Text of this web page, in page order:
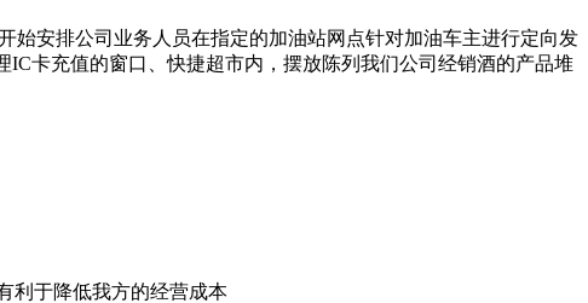
安排公司业务人员在指定的加油站网点针对加油车主进行定向发
卡充值的窗口、快捷超市内，摆放陈列我们公司经销酒的产品堆
利于降低我方的经营成本